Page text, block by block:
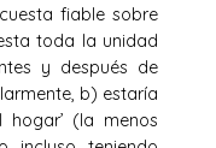
fiable sobre
toda la unidad
y después de
b) estaría
hogar’ (la menos